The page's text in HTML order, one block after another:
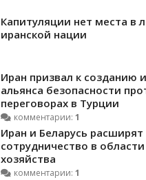
Капитуляции нет места в
иранской нации
Иран призвал к созданию
альянса безопасности
переговорах в Турции
комментарии: 1
Иран и Беларусь расширят
сотрудничество в области
хозяйства
комментарии: 1